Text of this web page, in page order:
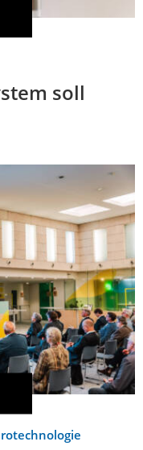
soll